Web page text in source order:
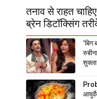
तनाव से राहत
ब्रेन डिटॉक्सिंग
‘बिग
शुक्ला